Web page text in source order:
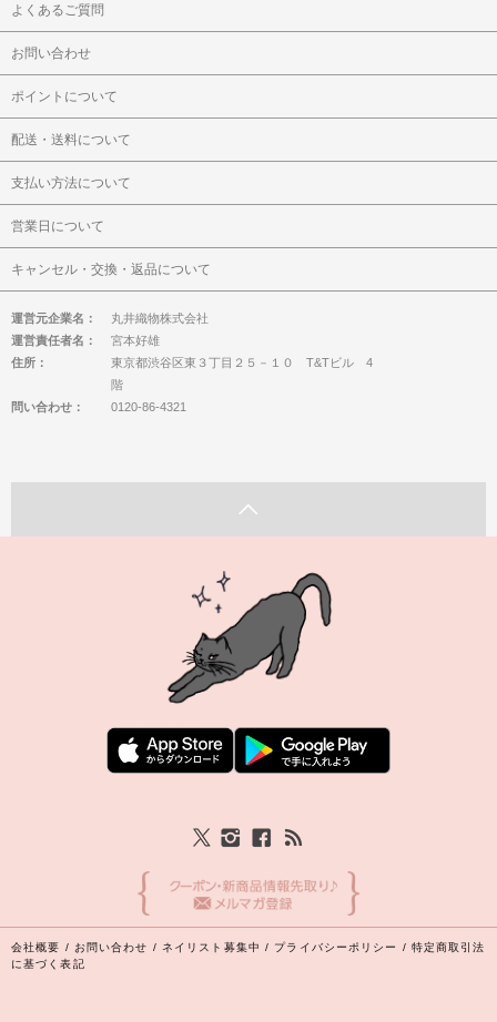
よくあるご質問
お問い合わせ
ポイントについて
配送・送料について
支払い方法について
営業日について
キャンセル・交換・返品について
運営元企業名：
丸井織物株式会社
運営責任者名：
宮本好雄
住所：
東京都渋谷区東３丁目２５－１０ T&Tビル 4
階
問い合わせ：
0120-86-4321
会社概要 / お問い合わせ / ネイリスト募集中 / プライバシーポリシー / 特定商取引法
に基づく表記